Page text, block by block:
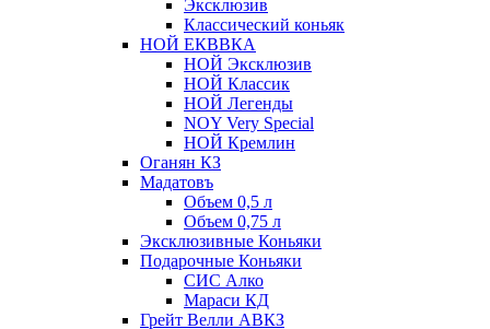
Эксклюзив
Классический коньяк
НОЙ ЕКВВКА
НОЙ Эксклюзив
НОЙ Классик
НОЙ Легенды
NOY Very Speсial
НОЙ Кремлин
Оганян КЗ
Мадатовъ
Объем 0,5 л
Объем 0,75 л
Эксклюзивные Коньяки
Подарочные Коньяки
СИС Алко
Мараси КД
Грейт Велли АВКЗ